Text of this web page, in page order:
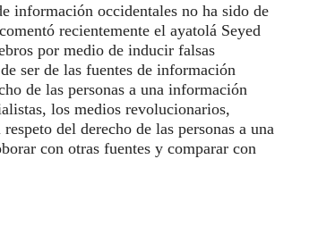
información occidentales no ha sido de
recientemente el ayatolá Seyed
por medio de inducir falsas
ser de las fuentes de información
de las personas a una información
los medios revolucionarios,
del derecho de las personas a una
con otras fuentes y comparar con